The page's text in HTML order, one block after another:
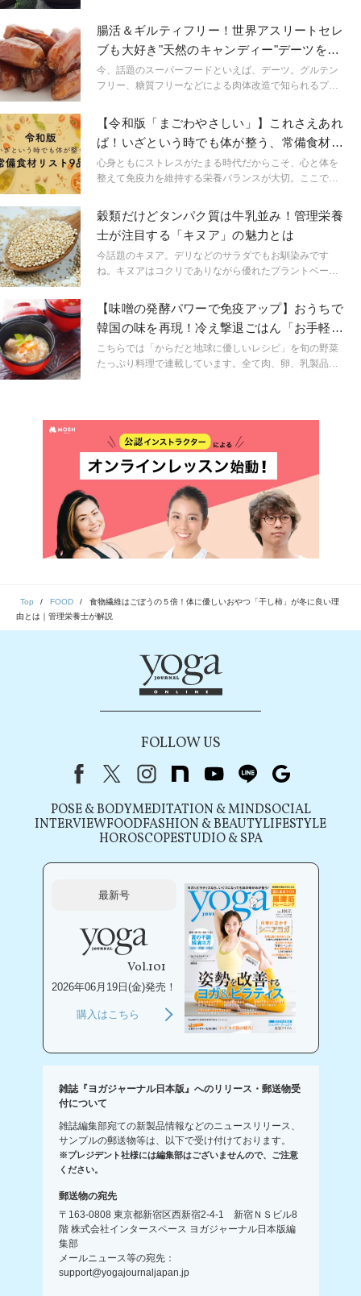
す。 身体を鍛えている方はもちろん、身体にとって必要
なたんぱく質を野菜から賢くとる方法をお伝えします。
腸活＆ギルティフリー！世界アスリートセレ
ブも大好き"天然のキャンディー"デーツを管
理栄養士が解説
今、話題のスーパーフードといえば、デーツ。グルテン
フリー、糖質フリーなどによる肉体改造で知られるプロ
ードにしているほか、海外セレブが、心と体が喜ぶギル
ティーフリーなスイーツ、ヘルシースナッキングフード
として愛用。＃detesはSNSで145万件！ 日本でも人気が
沸騰し、ドライフルーツとしてスーパーやコンビニでも
手軽に買えるようになりました。 もうお試しになりまし
れでいて、アラブ地方では「神のフルーツ」と称され、
贈答品とされる美容健康のスーパーフード！その魅力に
迫ります。
【令和版「まごわやさしい」】これさえあれ
ば！いざという時でも体が整う、常備食材リ
スト9品とは
心身ともにストレスがたまる時代だからこそ、心と体を
整えて免疫力を維持する栄養バランスが大切。ここで見
い」。今回は令和版にアップデートして、これさえ抑え
ておけば！の食材9選をご紹介。
穀類だけどタンパク質は牛乳並み！管理栄養
士が注目する「キヌア」の魅力とは
今話題のキヌア。デリなどのサラダでもお馴染みです
ね。キヌアはコクリでありながら優れたプラントベース
米やパスタを置き換えることで腸内環境を整え、免疫力
アップ、美肌、ダイエットにも効果が期待できます。
【味噌の発酵パワーで免疫アップ】おうちで
韓国の味を再現！冷え撃退ごはん「お手軽ク
ッパ」作り方
こちらでは「からだと地球に優しいレシピ」を旬の野菜
たっぷり料理で連載しています。全て肉、卵、乳製品、
栄養学講師でもあり【カンタン！食べてきれい、健康に
なれる魔法のレシピ】をお伝えします。自身も3人子育て
ママでもあり、手軽さと栄養を重視！是非お試しくださ
Top FOOD
食物繊維はごぼうの５倍！体に優しいおやつ「干し柿」が冬に良い理
由とは｜管理栄養士が解説
FOLLOW US
FacebookX（旧Twitter）
instagram
note youtubeline
POSE & BODYMEDITATION & MINDSOCIAL
INTERVIEWFOODFASHION & BEAUTYLIFESTYLE
HOROSCOPESTUDIO & SPA
最新号
Vol.101
2026年06月19日(金)発売！
購入はこちら
雑誌『ヨガジャーナル日本版』へのリリース・郵送物受
付について
雑誌編集部宛ての新製品情報などのニュースリリース、
サンプルの郵送物等は、以下で受け付けております。
※プレジデント社様には編集部はございませんので、ご注意
ください。
郵送物の宛先
〒163-0808 東京都新宿区西新宿2-4-1 新宿ＮＳビル8
階 株式会社インタースペース ヨガジャーナル日本版編
集部
メールニュース等の宛先：
support@yogajournaljapan.jp